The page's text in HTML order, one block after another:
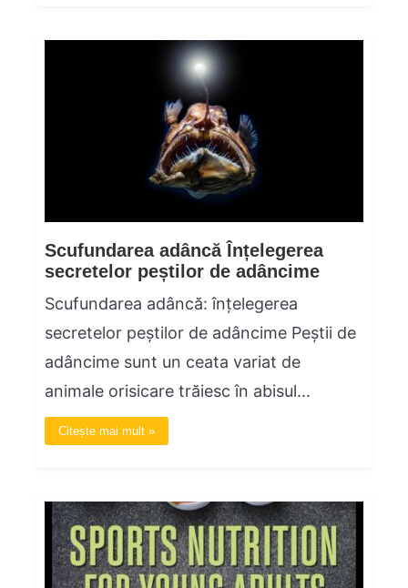
Scufundarea adâncă Înțelegerea
secretelor peștilor de adâncime
Scufundarea adâncă: înțelegerea
secretelor peștilor de adâncime Peștii de
adâncime sunt un ceata variat de
animale orisicare trăiesc în abisul...
Citește mai mult »